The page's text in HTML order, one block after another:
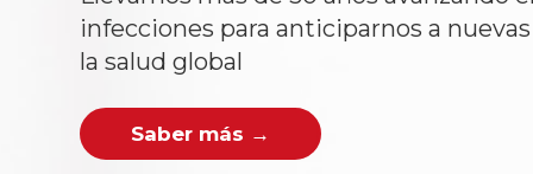
Un nuevo horizonte para el
Entradas disponibles →